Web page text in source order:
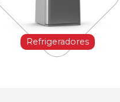
Refrigeradores